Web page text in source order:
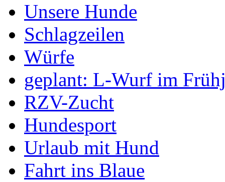
Unsere Hunde
Schlagzeilen
Würfe
geplant: L-Wurf im
RZV-Zucht
Hundesport
Urlaub mit Hund
Fahrt ins Blaue